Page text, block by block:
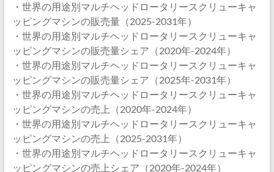
・世界の用途別マルチヘッドロータリースクリューキャ
ッピングマシンの販売量（2025-2031年）
・世界の用途別マルチヘッドロータリースクリューキャ
ッピングマシンの販売量シェア（2020年-2024年）
・世界の用途別マルチヘッドロータリースクリューキャ
ッピングマシンの販売量シェア（2025年-2031年）
・世界の用途別マルチヘッドロータリースクリューキャ
ッピングマシンの売上（2020年-2024年）
・世界の用途別マルチヘッドロータリースクリューキャ
ッピングマシンの売上（2025-2031年）
・世界の用途別マルチヘッドロータリースクリューキャ
ッピングマシンの売上シェア（2020年-2024年）